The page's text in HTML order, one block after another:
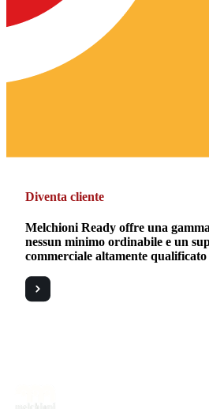
Diventa cliente
Melchioni Ready offre una
nessun minimo ordinabile e un
commerciale altamente qualificato